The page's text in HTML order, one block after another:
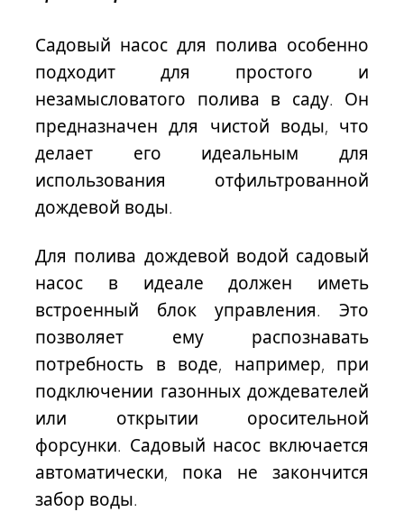
Садовый насос для полива особенно
подходит для простого и
незамысловатого полива в саду. Он
предназначен для чистой воды, что
делает его идеальным для
использования отфильтрованной
дождевой воды.
Для полива дождевой водой садовый
насос в идеале должен иметь
встроенный блок управления. Это
позволяет ему распознавать
потребность в воде, например, при
подключении газонных дождевателей
или открытии оросительной
форсунки. Садовый насос включается
автоматически, пока не закончится
забор воды.